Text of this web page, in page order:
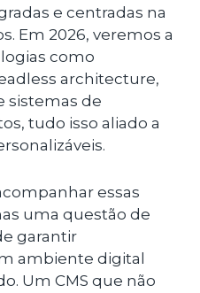
e centradas na
Em 2026, veremos a
como
architecture,
sistemas de
tudo isso aliado a
essas
uma questão de
garantir
ambiente digital
Um CMS que não